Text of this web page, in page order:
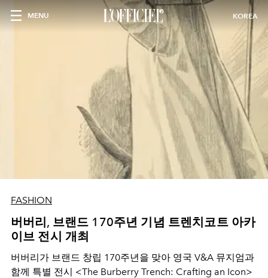
MENU KOREA
FASHION
버버리, 브랜드 170주년 기념 트렌치코트 아카
이브 전시 개최
버버리가 브랜드 창립 170주년을 맞아 영국 V&A 뮤지엄과
함께 특별 전시 <The Burberry Trench: Crafting an Icon>